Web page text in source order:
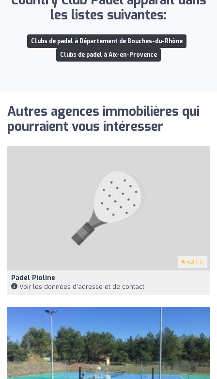
les listes suivantes:
Clubs de padel à Département de Bouches-du-Rhône
Clubs de padel à Aix-en-Provence
Autres agences immobilières qui
pourraient vous intéresser
4.3 (15)
Padel Pioline
Voir les données d'adresse et de contact